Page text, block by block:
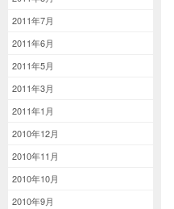
2011年7月
2011年6月
2011年5月
2011年3月
2011年1月
2010年12月
2010年11月
2010年10月
2010年9月